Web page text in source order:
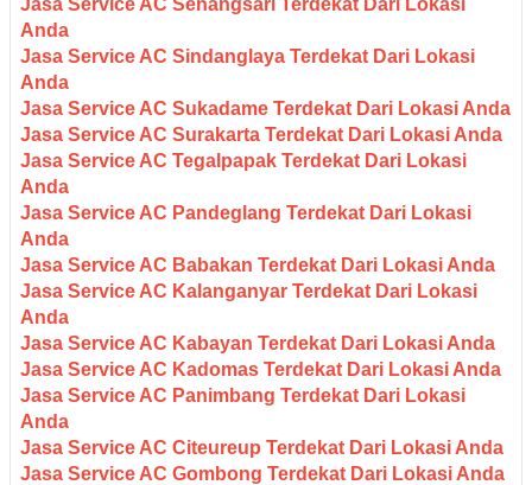
Anda
Jasa Service AC Sindanglaya Terdekat Dari Lokasi
Anda
Jasa Service AC Sukadame Terdekat Dari Lokasi Anda
Jasa Service AC Surakarta Terdekat Dari Lokasi Anda
Jasa Service AC Tegalpapak Terdekat Dari Lokasi
Anda
Jasa Service AC Pandeglang Terdekat Dari Lokasi
Anda
Jasa Service AC Babakan Terdekat Dari Lokasi Anda
Jasa Service AC Kalanganyar Terdekat Dari Lokasi
Anda
Jasa Service AC Kabayan Terdekat Dari Lokasi Anda
Jasa Service AC Kadomas Terdekat Dari Lokasi Anda
Jasa Service AC Panimbang Terdekat Dari Lokasi
Anda
Jasa Service AC Citeureup Terdekat Dari Lokasi Anda
Jasa Service AC Gombong Terdekat Dari Lokasi Anda